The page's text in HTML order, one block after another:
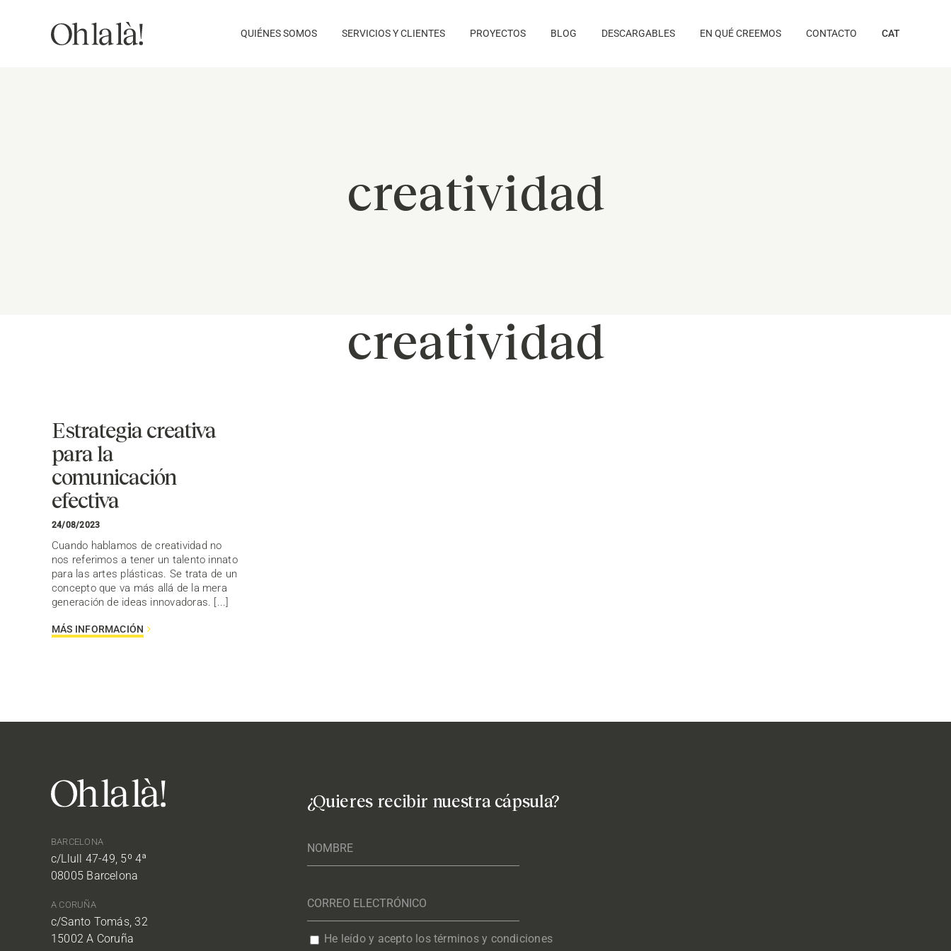
QUIÉNES SOMOS SERVICIOS Y CLIENTES PROYECTOS BLOG DESCARGABLES EN QUÉ CREEMOS CONTACTO CAT
creatividad
creatividad
Estrategia creativa
para la
comunicación
efectiva
24/08/2023
Cuando hablamos de creatividad no
nos referimos a tener un talento innato
para las artes plásticas. Se trata de un
concepto que va más allá de la mera
generación de ideas innovadoras. [...]
MÁS INFORMACIÓN
BARCELONA
c/Llull 47-49, 5º 4ª
08005 Barcelona
A CORUÑA
c/Santo Tomás, 32
15002 A Coruña
¿Quieres recibir nuestra cápsula?
He leído y acepto los términos y condiciones